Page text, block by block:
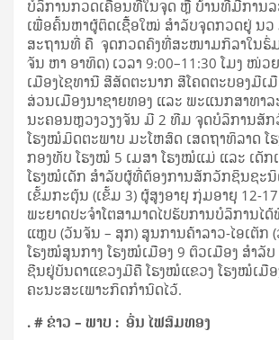
ບໍລິການກວດເຄື່ອນທີ່ໃນຈຸດ ຫຼື ບ້ານທີ່ມີການລ
ເພື່ອຄົ້ນຫາຜູ້ຕິດເຊືື້ອໃໝ່ ສໍາລັບຈຸດກວດຢູ່ ນ
ສະຖານທີ່ ຄື ຈຸດກວດຄົງທີ່ສະໜາມກິລາໃນຮົ່
ຈັນ ຫາ ອາທິດ) ເວລາ 9:00–11:30 ໂມງ ໜ່
ເມືອງໄຊທານີ ສີສັດຕະນາກ ສີໂຄດຕະບອງມີເ
ສ່ວນເມືອງນາຊາຍທອງ ແລະ ພະແນກສາທາ
ນະຄອນຫຼວງວຽງຈັນ ມີ 2 ທີມ ຈຸດບໍລິການສັ
ໂຮງໝໍມິດຕະພາບ ມະໂຫສົດ ເສດຖາທິລາດ ໂ
ກອງທັບ ໂຮງໝໍ 5 ເມສາ ໂຮງໝໍແມ່ ແລະ ເດັ
ໂຮງໝໍເດັກ ສຳລັບຜູ້ທີ່ຕ້ອງການສັກວັກຊິນຊະນິ
ເຂັ້ມກະຕຸ້ນ (ເຂັ້ມ 3) ຜູ້ສູງອາຍຸ ກຸ່ມອາຍຸ 12-
ພະຍາດປະຈໍາໂຕສາມາດໄປຮັບການບໍລິການໄ
ແຫຼບ (ວັນຈັນ – ສຸກ) ສູນການຄ້າລາວ-ໄອເຕັກ
ໂຮງໝໍສູນກາງ ໂຮງໝໍເມືອງ 9 ຕົວເມືອງ ສຳລັ
ຊີນຢູ່ບັນດາແຂວງມີຄື ໂຮງໝໍແຂວງ ໂຮງໝໍເມື
ຄະນະສະເພາະກິດກໍານົດໄວ້.
. # ຂ່າວ – ພາບ : ອົ່ນ ໄຟສົມທອງ